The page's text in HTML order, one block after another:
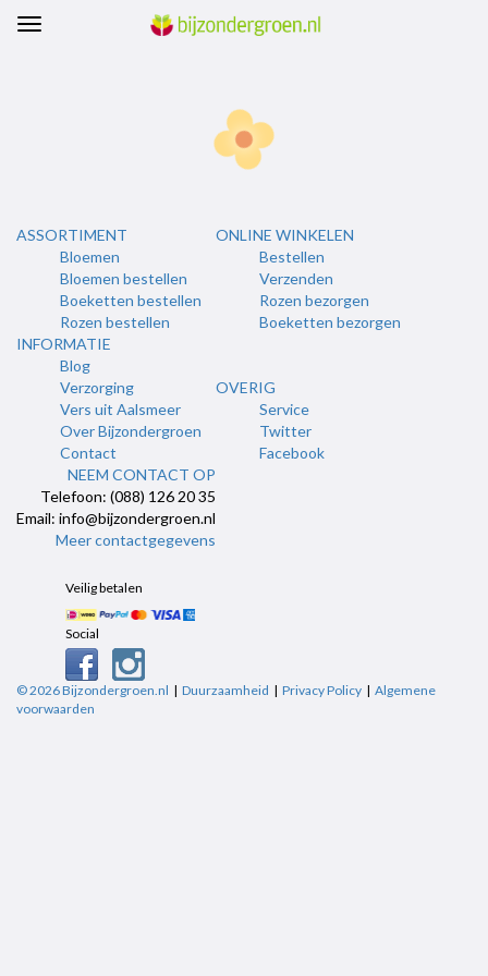
ASSORTIMENT
Bloemen
Bloemen bestellen
Boeketten bestellen
Rozen bestellen
ONLINE WINKELEN
Bestellen
Verzenden
Rozen bezorgen
Boeketten bezorgen
INFORMATIE
Blog
Verzorging
Vers uit Aalsmeer
Over Bijzondergroen
Contact
OVERIG
Service
Twitter
Facebook
NEEM CONTACT OP
Telefoon: (088) 126 20 35
Email: info@bijzondergroen.nl
Meer contactgegevens
Veilig betalen
Social
© 2026 Bijzondergroen.nl | Duurzaamheid | Privacy Policy | Algemene
voorwaarden